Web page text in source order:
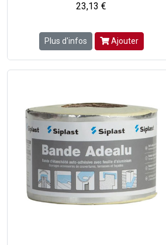
23,13 €
Plus d'infos Ajouter